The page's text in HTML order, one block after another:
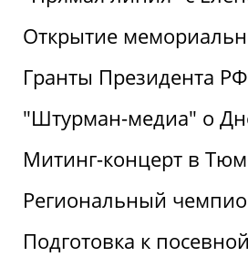
Открытие
Гранты Президента
"Штурман-медиа" о
Митинг-концерт в
Региональный
Подготовка к